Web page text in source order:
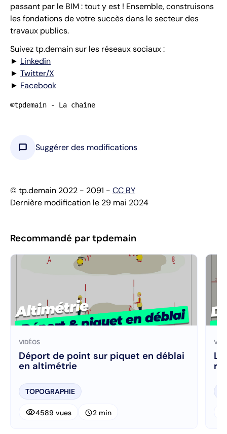
passant par le BIM : tout y est ! Ensemble, construisons
les fondations de votre succès dans le secteur des
travaux publics.
Suivez tp.demain sur les réseaux sociaux :
► Linkedin
► Twitter/X
► Facebook
©tpdemain - La chaîne
chat_bubble Suggérer des modifications
© tp.demain 2022 - 2091 - CC BY
Dernière modification le 29 mai 2024
Recommandé par tpdemain
VIDÉOS
Déport de point sur piquet en déblai
en altimétrie
TOPOGRAPHIE
visibility4589 vues schedule2 min